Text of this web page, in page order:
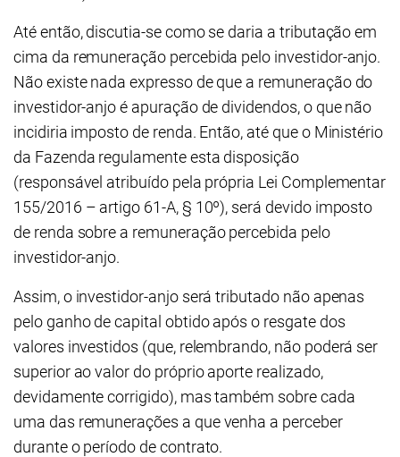
Até então, discutia-se como se daria a tributação em
cima da remuneração percebida pelo investidor-anjo.
Não existe nada expresso de que a remuneração do
investidor-anjo é apuração de dividendos, o que não
incidiria imposto de renda. Então, até que o Ministério
da Fazenda regulamente esta disposição
(responsável atribuído pela própria Lei Complementar
155/2016 – artigo 61-A, § 10º), será devido imposto
de renda sobre a remuneração percebida pelo
investidor-anjo.
Assim, o investidor-anjo será tributado não apenas
pelo ganho de capital obtido após o resgate dos
valores investidos (que, relembrando, não poderá ser
superior ao valor do próprio aporte realizado,
devidamente corrigido), mas também sobre cada
uma das remunerações a que venha a perceber
durante o período de contrato.